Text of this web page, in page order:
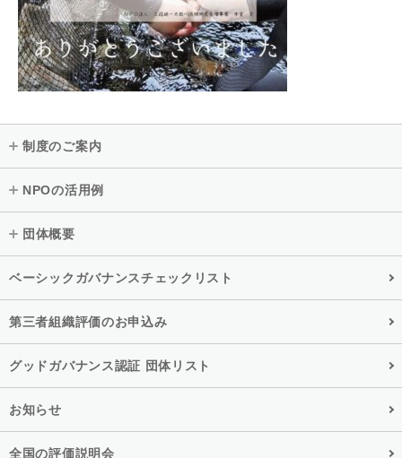
制度のご案内
NPOの活用例
団体概要
ベーシックガバナンスチェックリスト
第三者組織評価のお申込み
グッドガバナンス認証 団体リスト
お知らせ
全国の評価説明会